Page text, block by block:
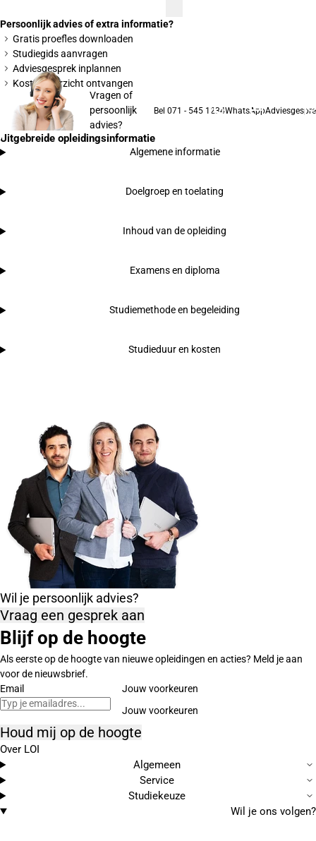
Persoonlijk advies of extra informatie?
Gratis proefles downloaden
Studiegids aanvragen
Adviesgesprek inplannen
Kostenoverzicht ontvangen
Vragen of
persoonlijk
advies?
Bel 071 - 545 1234WhatsApp
Uitgebreide opleidingsinformatie
Algemene informatie
Doelgroep en toelating
Inhoud van de opleiding
Examens en diploma
Studiemethode en begeleiding
Studieduur en kosten
Wil je persoonlijk advies?
Vraag een gesprek aan
Blijf op de hoogte
Als eerste op de hoogte van nieuwe opleidingen en acties? Meld je aan
voor de nieuwsbrief.
Email
Jouw voorkeuren
Houd mij op de hoogte
Over LOI
Algemeen
Service
Studiekeuze
Wil je ons volgen?